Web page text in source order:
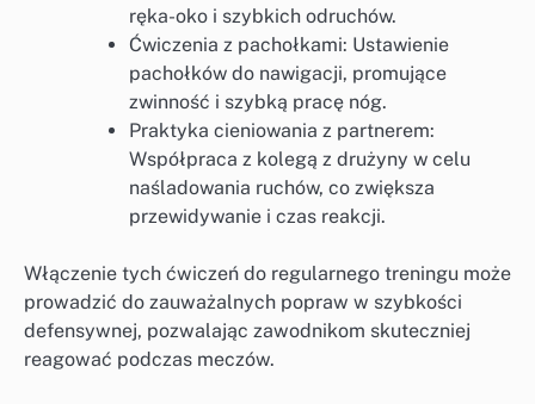
ręka-oko i szybkich odruchów.
Ćwiczenia z pachołkami: Ustawienie
pachołków do nawigacji, promujące
zwinność i szybką pracę nóg.
Praktyka cieniowania z partnerem:
Współpraca z kolegą z drużyny w celu
naśladowania ruchów, co zwiększa
przewidywanie i czas reakcji.
Włączenie tych ćwiczeń do regularnego treningu może
prowadzić do zauważalnych popraw w szybkości
defensywnej, pozwalając zawodnikom skuteczniej
reagować podczas meczów.